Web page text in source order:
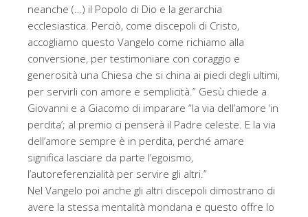
neanche (…) il Popolo di Dio e la gerarchia
ecclesiastica. Perciò, come discepoli di Cristo,
accogliamo questo Vangelo come richiamo alla
conversione, per testimoniare con coraggio e
generosità una Chiesa che si china ai piedi degli ultimi,
per servirli con amore e semplicità.” Gesù chiede a
Giovanni e a Giacomo di imparare “la via dell’amore ‘in
perdita’; al premio ci penserà il Padre celeste. E la via
dell’amore sempre è in perdita, perché amare
significa lasciare da parte l’egoismo,
l’autoreferenzialità per servire gli altri.”
Nel Vangelo poi anche gli altri discepoli dimostrano di
avere la stessa mentalità mondana e questo offre lo